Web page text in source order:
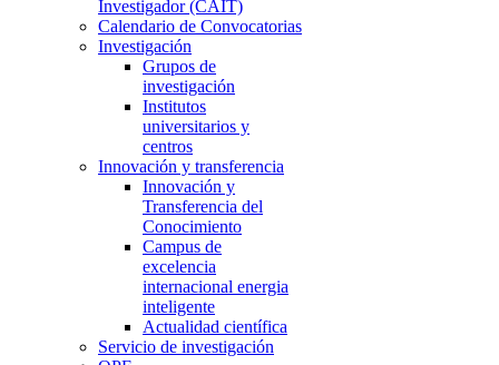
Investigador (CAIT)
Calendario de Convocatorias
Investigación
Grupos de
investigación
Institutos
universitarios y
centros
Innovación y transferencia
Innovación y
Transferencia del
Conocimiento
Campus de
excelencia
internacional energia
inteligente
Actualidad científica
Servicio de investigación